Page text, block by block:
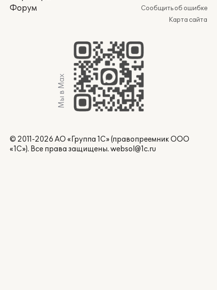
Форум
Сообщить об ошибке
Карта сайта
Мы в Max
© 2011-2026 АО «Группа 1С» (правопреемник ООО
«1С»). Все права защищены. websol@1c.ru